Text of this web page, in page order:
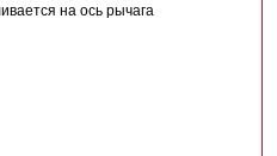
на ось рычага